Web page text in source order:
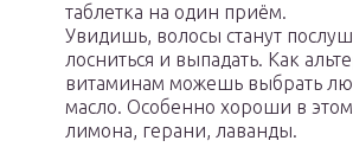
таблетка на один приём.
Увидишь, волосы станут
лосниться и выпадать. Как
витаминам можешь выбрать
масло. Особенно хороши в
лимона, герани, лаванды.